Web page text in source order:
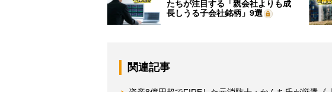
たちが注目する「親会社よりも成
長しうる子会社銘柄」9選
関連記事